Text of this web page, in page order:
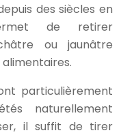
des siècles en
de retirer
ou jaunâtre
particulièrement
naturellement
il suffit de tirer